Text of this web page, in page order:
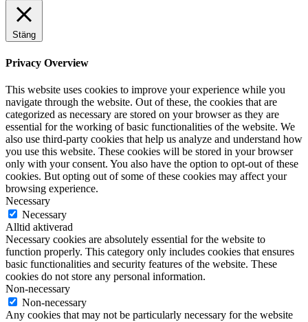
Stäng
Privacy Overview
This website uses cookies to improve your experience while you
navigate through the website. Out of these, the cookies that are
categorized as necessary are stored on your browser as they are
essential for the working of basic functionalities of the website. We
also use third-party cookies that help us analyze and understand how
you use this website. These cookies will be stored in your browser
only with your consent. You also have the option to opt-out of these
cookies. But opting out of some of these cookies may affect your
browsing experience.
Necessary
Necessary
Alltid aktiverad
Necessary cookies are absolutely essential for the website to
function properly. This category only includes cookies that ensures
basic functionalities and security features of the website. These
cookies do not store any personal information.
Non-necessary
Non-necessary
Any cookies that may not be particularly necessary for the website